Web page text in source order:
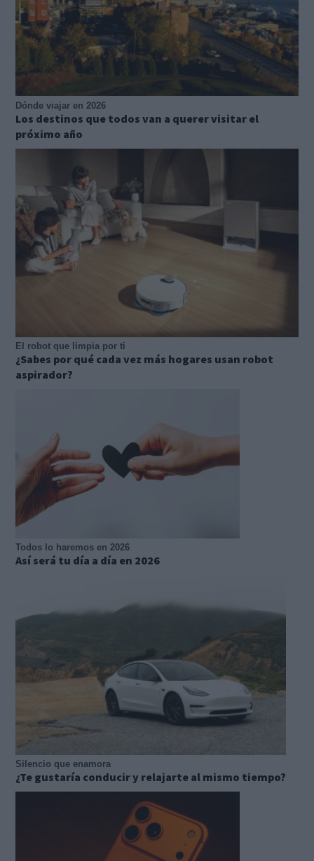
Dónde viajar en 2026
Los destinos que todos van a querer visitar el
próximo año
El robot que limpia por ti
¿Sabes por qué cada vez más hogares usan robot
aspirador?
Todos lo haremos en 2026
Así será tu día a día en 2026
Silencio que enamora
¿Te gustaría conducir y relajarte al mismo tiempo?